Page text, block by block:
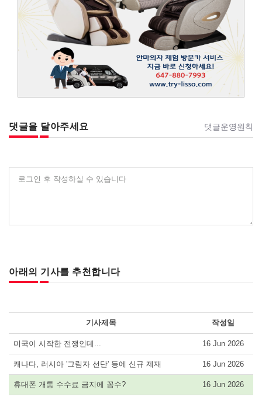
댓글을 달아주세요 댓글운영원칙
로그인 후 작성하실 수 있습니다
아래의 기사를 추천합니다
기사제목 작성일
미국이 시작한 전쟁인데... 16 Jun 2026
캐나다, 러시아 '그림자 선단' 등에 신규 제재 16 Jun 2026
휴대폰 개통 수수료 금지에 꼼수? 16 Jun 2026